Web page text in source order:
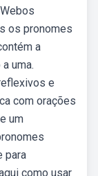
os pronomes
a
uma.
e
com orações
um
para
como usar